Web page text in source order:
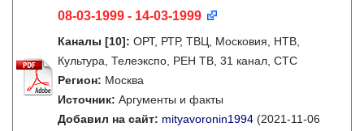
08-03-1999 - 14-03-1999
Каналы [10]: ОРТ, РТР, ТВЦ, Московия, НТВ,
Культура, Телеэкспо, РЕН ТВ, 31 канал, СТС
Регион: Москва
Источник: Аргументы и факты
Добавил на сайт: mityavoronin1994 (2021-11-06